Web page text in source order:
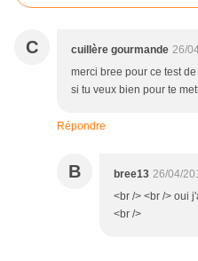
C cuillère gourmande 26/
merci bree pour ce test
si tu veux bien pour te
Répondre
B bree13 26/04/
<br /> <br /> oui
<br />